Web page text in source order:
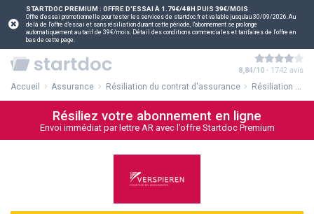
STARTDOC PREMIUM : OFFRE D'ESSAI À 1.79€/48H PUIS 39€/MOIS
Offre d'essai promotionnelle pour tester les services de startdoc.fr et valable jusqu'au 30/09/2026.Au
delà de l'offre d'essai et sans résiliation durant cette période, l'abonnement se prolonge
automatiquement au tarif de 39€/mois. Détail des conditions commerciales et tarifaires de l'offre en
bas de cette page.
8,84/10 - 1742 avis
Accueil Assurance Résiliation du contrat d'assurance Résiliation de votre assurance habitation Verspieren
Résiliez votre abonnement en ligne
Envoi immédiat par lettre AR avec l’offre Startdoc Premium